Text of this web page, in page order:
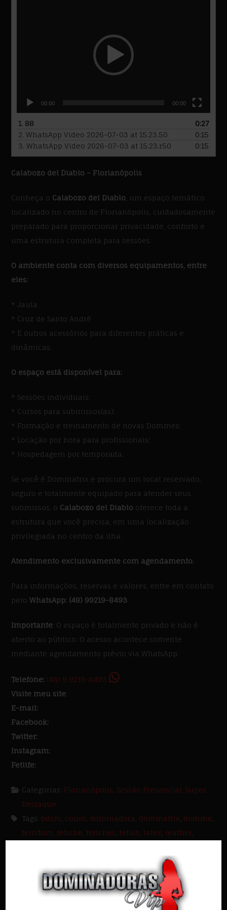
00:00 00:00
1. 88
0:27
2.WhatsApp Video 2026-07-03 at 15.23.50
0:15
3.WhatsApp Video 2026-07-03 at 15.23.r50 0:15
Calabozo del Diablo – Florianópolis
Conheça o Calabozo del Diablo , um espaço temático
localizado no centro de Florianópolis, cuidadosamente
preparado para proporcionar privacidade, conforto e
uma estrutura completa para sessões.
O ambiente conta com diversos equipamentos, entre
eles:
* Jaula
* Cruz de Santo André
* E outros acessórios para diferentes práticas e
dinâmicas.
O espaço está disponível para:
* Sessões individuais;
* Cursos para submissos(as);
* Formação e treinamento de novas Dommes;
* Locação por hora para profissionais;
* Hospedagem por temporada.
Se você é Dominatrix e procura um local reservado,
seguro e totalmente equipado para atender seus
submissos, o Calabozo del Diablo oferece toda a
estrutura que você precisa, em uma localização
privilegiada no centro da ilha.
Atendimento exclusivamente com agendamento.
Para informações, reservas e valores, entre em contato
peloWhatsApp: (48) 99219-8493
Importante: O espaço é totalmente privado e não é
aberto ao público. O acesso acontece somente
mediante agendamento prévio via WhatsApp.
Telefone: (48) 9 9219-8493‬
Visite meu site:
E-mail:
Facebook:
Twitter:
Instagram:
Fetlife:
Categorias: Florianópolis Sessão Presencial Super
Destaque
Tags:bdsm couro dominadora dominatrix domme
femdom fetiche fetiches fetish latex leather